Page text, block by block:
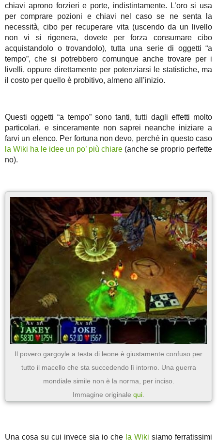
chiavi aprono forzieri e porte, indistintamente. L’oro si usa
per comprare pozioni e chiavi nel caso se ne senta la
necessità, cibo per recuperare vita (uscendo da un livello
non vi si rigenera, dovete per forza consumare cibo
acquistandolo o trovandolo), tutta una serie di oggetti “a
tempo”, che si potrebbero comunque anche trovare per i
livelli, oppure direttamente per potenziarsi le statistiche, ma
il costo per quello è probitivo, almeno all’inizio.
Questi oggetti “a tempo” sono tanti, tutti dagli effetti molto
particolari, e sinceramente non saprei neanche iniziare a
farvi un elenco. Per fortuna non devo, perché in questo caso
la Wiki ha le idee un po’ più chiare (anche se proprio perfette
no).
Il povero gargoyle a testa di leone è giustamente confuso per
tutto il macello che sta succedendo lì intorno. Una guerra
mondiale simile non è la norma, per inciso.
Immagine originale qui.
Una cosa su cui invece sia io che la Wiki siamo ferratissimi